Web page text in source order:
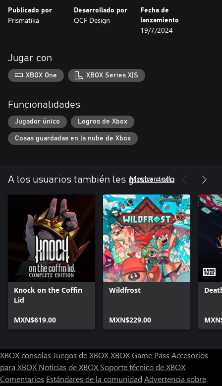
hábiles.
● Demuestra a tus amigos quién manda: desafíos diarios en línea.
● Descubre todo lo que Desktop Dungeons hizo para ser
cientos de horas de contenido, desafíos diarios en línea, la
increíble banda sonora de Danny Baranowsky y Grant Kirkhope y
más, ¡y con todos los DLC originales incluidos!
Publicado por
Prismatika
Desarrollado por
QCF Design
Fecha de
lanzamiento
19/7/2024
Jugar con
XBOX One XBOX Series X|S
Funcionalidades
Jugador único Logros de Xbox
Cosas guardadas en la nube de Xbox
A los usuarios también les gusta esto
Mostrar todo
Knock on the Coffin
Lid
MXN$619.00
Wildfrost
MXN$229.00
XBOX consolas Juegos de XBOXXBOX Game Pass Accesorios
para XBOX Noticias de XBOX Soporte técnico de XBOX
Comentarios Estándares de la comunidad Advertencia sobre